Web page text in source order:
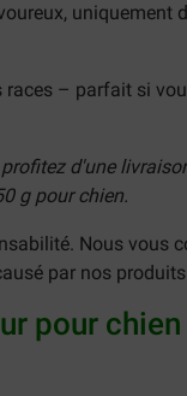
uniquement
– parfait si
d'une
g pour chien.
Nous vous
par nos
pour chien